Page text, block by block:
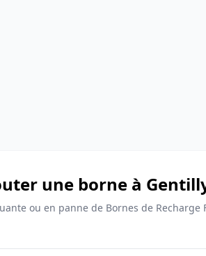
une borne à
ou en panne de Bornes de Recharge